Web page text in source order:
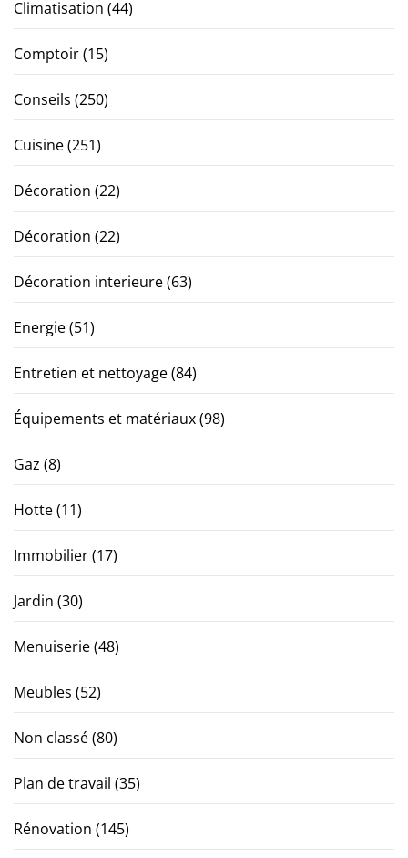
Climatisation (44)
Comptoir(15)
Conseils (250)
Cuisine(251)
Décoration (22)
Décoration (22)
Décoration interieure(63)
Energie(51)
Entretien et nettoyage(84)
Équipements et matériaux(98)
Gaz (8)
Hotte(11)
Immobilier(17)
Jardin (30)
Menuiserie(48)
Meubles (52)
Non classé(80)
Plan de travail (35)
Rénovation (145)